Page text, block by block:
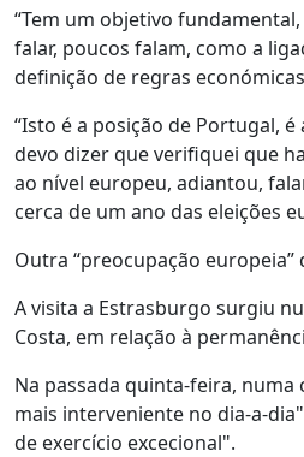
“Tem um objetivo
falar, poucos falam, como a
definição de regras
“Isto é a posição de Portugal,
devo dizer que verifiquei que
ao nível europeu, adiantou,
cerca de um ano das eleições
Outra “preocupação
A visita a Estrasburgo surgiu
Costa, em relação à
Na passada quinta-feira,
mais interveniente no dia-a-
de exercício excecional".